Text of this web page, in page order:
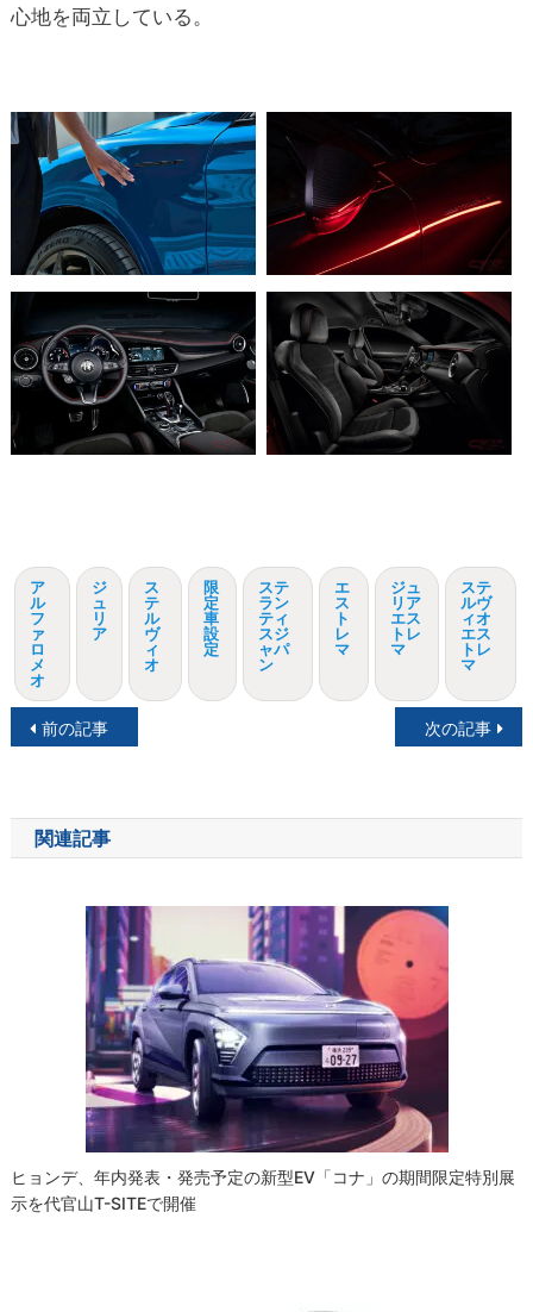
心地を両立している。
ア
ル
フ
ァ
ロ
メ
オ
ジ
ュ
リ
ア
ス
テ
ル
ヴ
ィ
オ
限
定
車
設
定
ステ
ラン
ティ
スジ
ャパ
ン
エ
ス
ト
レ
マ
ジュ
リア
エス
トレ
マ
ステ
ルヴ
ィオ
エス
トレ
マ
投
ナ
ビ
前の記事 次の記事
関連記事
ヒョンデ、年内発表・発売予定の新型EV「コナ」の期間限定特別展
示を代官山T-SITEで開催